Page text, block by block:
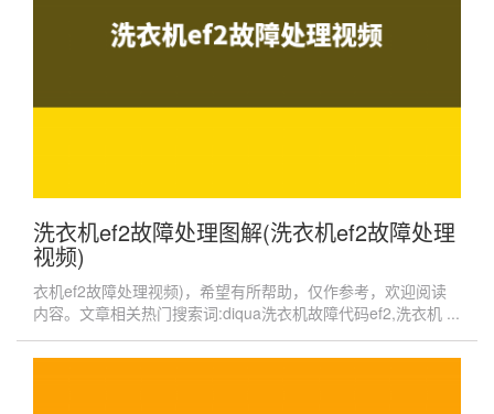
洗衣机ef2故障处理图解(洗衣机ef2故障处理
视频)
衣机ef2故障处理视频)，希望有所帮助，仅作参考，欢迎阅读
内容。文章相关热门搜索词:diqua洗衣机故障代码ef2,洗衣机 ...